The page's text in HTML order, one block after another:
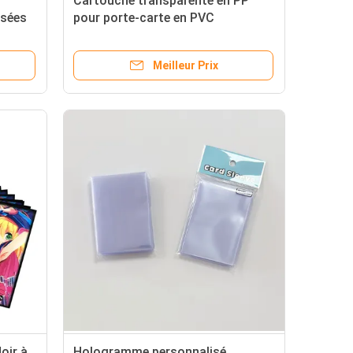
pour porte-carte en PVC
Yugioh
Meilleur Prix